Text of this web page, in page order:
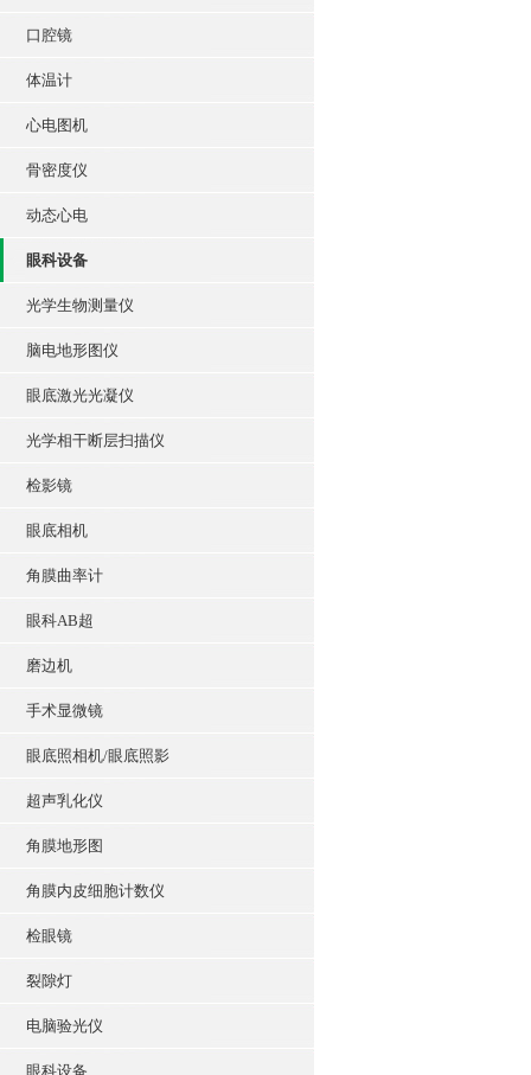
口腔镜
体温计
心电图机
骨密度仪
动态心电
眼科设备
光学生物测量仪
脑电地形图仪
眼底激光光凝仪
光学相干断层扫描仪
检影镜
眼底相机
角膜曲率计
眼科AB超
磨边机
手术显微镜
眼底照相机/眼底照影
超声乳化仪
角膜地形图
角膜内皮细胞计数仪
检眼镜
裂隙灯
电脑验光仪
眼科设备